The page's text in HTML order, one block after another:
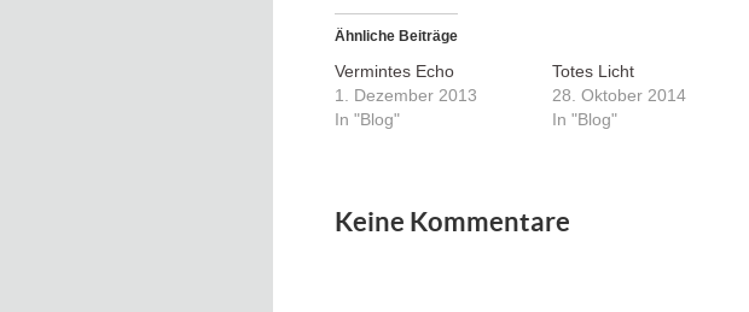
Ähnliche Beiträge
Vermintes Echo
1. Dezember 2013
In "Blog"
Totes Licht
28. Oktober 2014
In "Blog"
Keine Kommentare